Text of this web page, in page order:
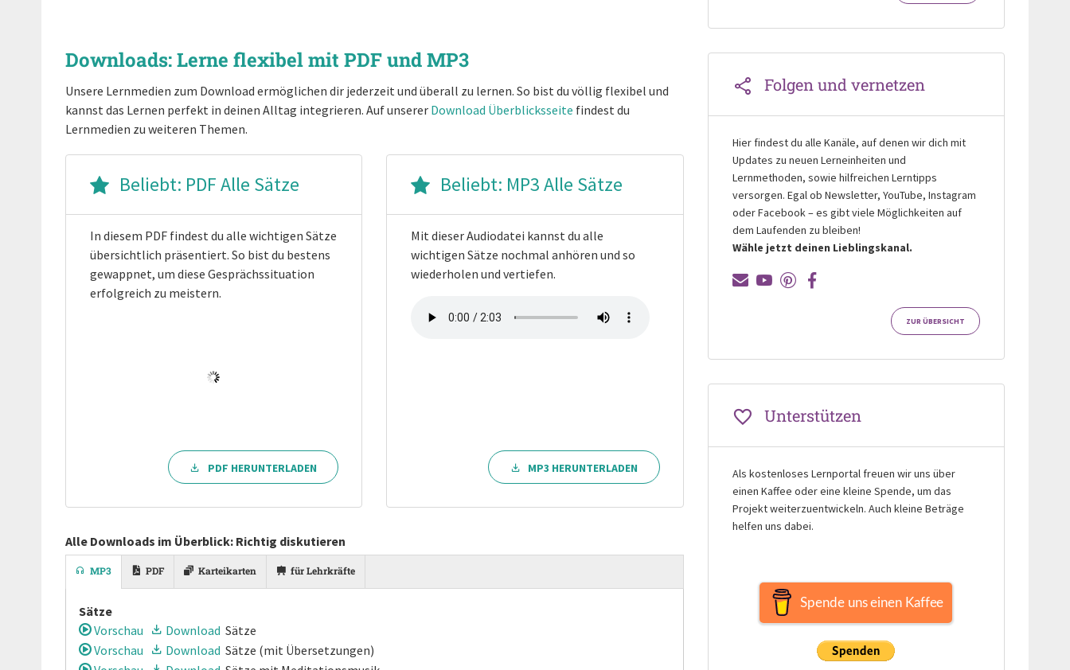
Downloads: Lerne flexibel mit PDF und MP3
Unsere Lernmedien zum Download ermöglichen dir jederzeit und überall zu lernen. So bist du völlig flexibel und
kannst das Lernen perfekt in deinen Alltag integrieren. Auf unserer Download Überblicksseite findest du
Lernmedien zu weiteren Themen.
Beliebt: PDF Alle Sätze
In diesem PDF findest du alle wichtigen Sätze
übersichtlich präsentiert. So bist du bestens
gewappnet, um diese Gesprächssituation
erfolgreich zu meistern.
PDF HERUNTERLADEN
Beliebt: MP3 Alle Sätze
Mit dieser Audiodatei kannst du alle
wichtigen Sätze nochmal anhören und so
wiederholen und vertiefen.
MP3 HERUNTERLADEN
Alle Downloads im Überblick: Richtig diskutieren
MP3 PDF Karteikarten für Lehrkräfte
Sätze
Vorschau
Download Sätze
Vorschau
Download Sätze (mit Übersetzungen)
Folgen und vernetzen
Hier findest du alle Kanäle, auf denen wir dich mit
Updates zu neuen Lerneinheiten und
Lernmethoden, sowie hilfreichen Lerntipps
versorgen. Egal ob Newsletter, YouTube, Instagram
oder Facebook – es gibt viele Möglichkeiten auf
dem Laufenden zu bleiben!
Wähle jetzt deinen Lieblingskanal.
ZUR ÜBERSICHT
Unterstützen
Als kostenloses Lernportal freuen wir uns über
einen Kaffee oder eine kleine Spende, um das
Projekt weiterzuentwickeln. Auch kleine Beträge
helfen uns dabei.
Spende uns einen Kaffee